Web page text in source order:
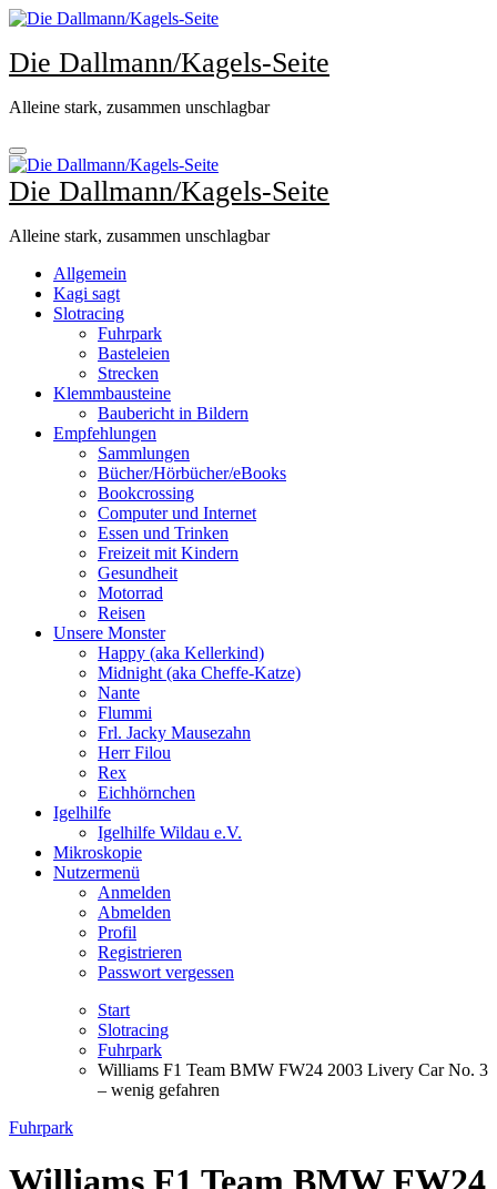
Zum
springen
Die Dallmann/Kagels-Seite
Alleine stark, zusammen unschlagbar
Die Dallmann/Kagels-Seite
Alleine stark, zusammen unschlagbar
Allgemein
Kagi sagt
Slotracing
Fuhrpark
Basteleien
Strecken
Klemmbausteine
Baubericht in Bildern
Empfehlungen
Sammlungen
Bücher/Hörbücher/eBooks
Bookcrossing
Computer und Internet
Essen und Trinken
Freizeit mit Kindern
Gesundheit
Motorrad
Reisen
Unsere Monster
Happy (aka Kellerkind)
Midnight (aka Cheffe-Katze)
Nante
Flummi
Frl. Jacky Mausezahn
Herr Filou
Rex
Eichhörnchen
Igelhilfe
Igelhilfe Wildau e.V.
Mikroskopie
Nutzermenü
Anmelden
Abmelden
Profil
Registrieren
Passwort vergessen
Start
Slotracing
Fuhrpark
Williams F1 Team BMW FW24 2003 Livery Car No. 3
– wenig gefahren
Fuhrpark